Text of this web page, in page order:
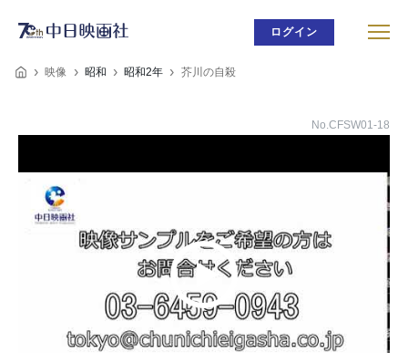
ログイン
映像 昭和 昭和2年 芥川の自殺
No.CFSW01-18